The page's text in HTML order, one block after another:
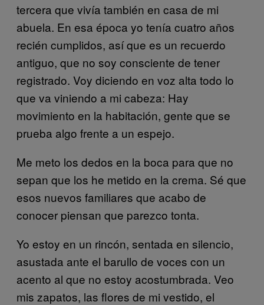
tercera que vivía también en casa de mi
abuela. En esa época yo tenía cuatro años
recién cumplidos, así que es un recuerdo
antiguo, que no soy consciente de tener
registrado. Voy diciendo en voz alta todo lo
que va viniendo a mi cabeza: Hay
movimiento en la habitación, gente que se
prueba algo frente a un espejo.
Me meto los dedos en la boca para que no
sepan que los he metido en la crema. Sé que
esos nuevos familiares que acabo de
conocer piensan que parezco tonta.
Yo estoy en un rincón, sentada en silencio,
asustada ante el barullo de voces con un
acento al que no estoy acostumbrada. Veo
mis zapatos, las flores de mi vestido, el